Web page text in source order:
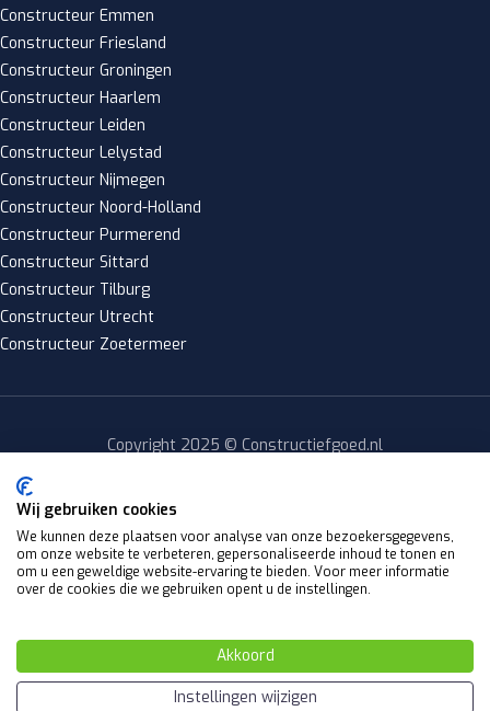
Constructeur Emmen
Constructeur Friesland
Constructeur Groningen
Constructeur Haarlem
Constructeur Leiden
Constructeur Lelystad
Constructeur Nijmegen
Constructeur Noord-Holland
Constructeur Purmerend
Constructeur Sittard
Constructeur Tilburg
Constructeur Utrecht
Constructeur Zoetermeer
Copyright 2025 © Constructiefgoed.nl
Algemene voorwaarden
Website by
Y Design
Nederlands English(Engels)
Wij gebruiken cookies
We kunnen deze plaatsen voor analyse van onze bezoekersgegevens,
om onze website te verbeteren, gepersonaliseerde inhoud te tonen en
om u een geweldige website-ervaring te bieden. Voor meer informatie
over de cookies die we gebruiken opent u de instellingen.
Akkoord
Instellingen wijzigen